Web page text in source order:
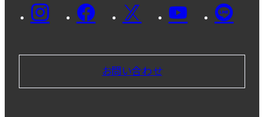
お問い合わせ